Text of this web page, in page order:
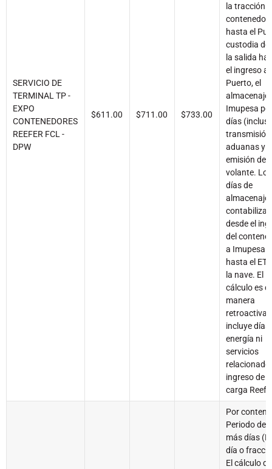
SERVICIO DE
TERMINAL TP -
EXPO
CONTENEDORES
REEFER FCL -
DPW
$611.00 $711.00 $733.00
la tracción
contenedor
hasta el
custodia
la salida
el ingreso a
Puerto, el
almacenaje
Imupesa
días
transmisión
aduanas y
emisión de
volante. Los
días de
almacenaje
contabilizan
desde el
del
a Imupesa
hasta el
la nave. El
cálculo es
manera
retroactiva.
incluye días
energía ni
servicios
ingreso de
carga
Por
Periodo del
más días
día o
El cálculo